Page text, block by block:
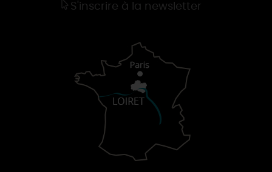
S'inscrire à la newsletter